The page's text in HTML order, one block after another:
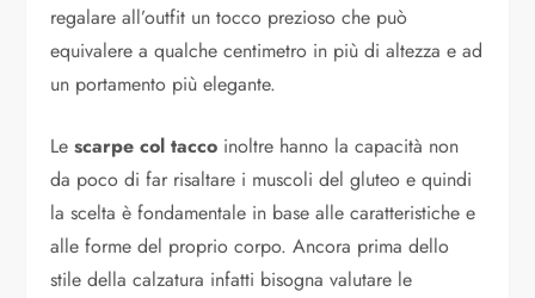
regalare all’outfit un tocco prezioso che può
equivalere a qualche centimetro in più di altezza e ad
un portamento più elegante.
Lescarpe col tacco inoltre hanno la capacità non
da poco di far risaltare i muscoli del gluteo e quindi
la scelta è fondamentale in base alle caratteristiche e
alle forme del proprio corpo. Ancora prima dello
stile della calzatura infatti bisogna valutare le